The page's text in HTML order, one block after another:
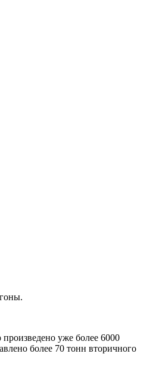
уже более 6000
более 70 тонн вторичного